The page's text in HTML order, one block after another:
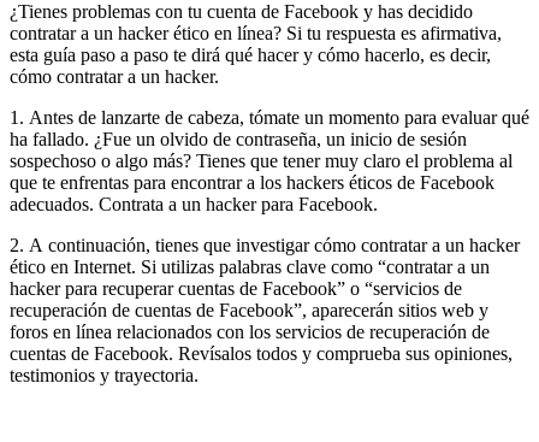
¿Tienes problemas con tu cuenta de Facebook y has decidido
contratar a un hacker ético en línea? Si tu respuesta es afirmativa,
esta guía paso a paso te dirá qué hacer y cómo hacerlo, es decir,
cómo contratar a un hacker.
1. Antes de lanzarte de cabeza, tómate un momento para evaluar qué
ha fallado. ¿Fue un olvido de contraseña, un inicio de sesión
sospechoso o algo más? Tienes que tener muy claro el problema al
que te enfrentas para encontrar a los hackers éticos de Facebook
adecuados. Contrata a un hacker para Facebook.
2. A continuación, tienes que investigar cómo contratar a un hacker
ético en Internet. Si utilizas palabras clave como “contratar a un
hacker para recuperar cuentas de Facebook” o “servicios de
recuperación de cuentas de Facebook”, aparecerán sitios web y
foros en línea relacionados con los servicios de recuperación de
cuentas de Facebook. Revísalos todos y comprueba sus opiniones,
testimonios y trayectoria.